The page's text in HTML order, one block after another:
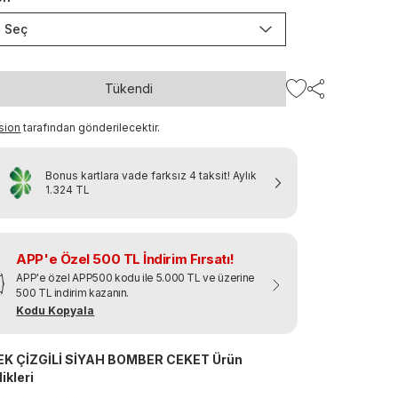
Seç
Tükendi
tarafından gönderilecektir.
Bonus kartlara vade farksız 4 taksit! Aylık
1.324 TL
APP'e Özel 500 TL İndirim Fırsatı!
APP'e özel APP500 kodu ile 5.000 TL ve üzerine
500 TL indirim kazanın.
Kodu Kopyala
ÇİZGİLİ SİYAH BOMBER CEKET Ürün